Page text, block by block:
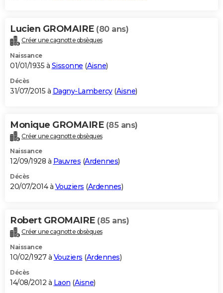
Lucien GROMAIRE (80 ans)
Créer une cagnotte obsèques
Naissance
01/01/1935 à Sissonne (Aisne)
Décès
31/07/2015 à Dagny-Lambercy(Aisne)
Monique GROMAIRE (85 ans)
Créer une cagnotte obsèques
Naissance
12/09/1928 à Pauvres (Ardennes)
Décès
20/07/2014 à Vouziers (Ardennes)
Robert GROMAIRE (85 ans)
Créer une cagnotte obsèques
Naissance
10/02/1927 à Vouziers (Ardennes)
Décès
14/08/2012 à Laon (Aisne)